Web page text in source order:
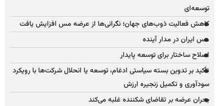
توسعه‌ای
کاهش فعالیت ذوب‌های جهان؛ نگرانی‌ها از عرضه مس افزایش یافت
مس ایران در مدار آینده
اصلاح ساختار برای توسعه پایدار
تأکید بر تدوین بسته سیاستی ادغام، توسعه یا انحلال شرکت‌ها با رویکرد
سودآوری و تکمیل زنجیره ارزش
بحران عرضه بر تقاضای شکننده غلبه می‌کند